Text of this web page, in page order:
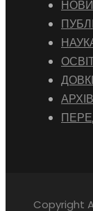
Copyright